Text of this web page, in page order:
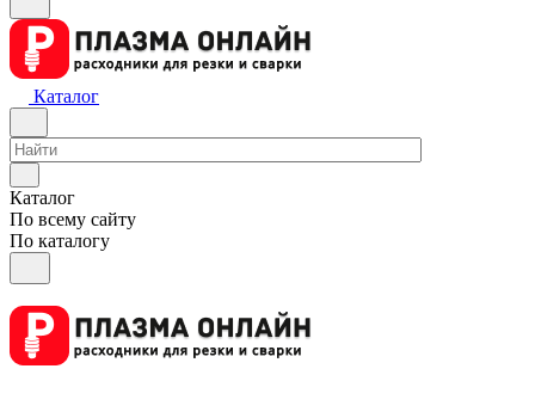
Каталог
Каталог
По всему сайту
По каталогу